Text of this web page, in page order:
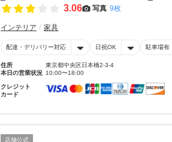
3.06 写真 9枚
インテリア 家具
配達・デリバリー対応 日祝OK 駐車場有
住所
東京都中央区日本橋2-3-4
本日の営業状況 10:00〜18:00
クレジット
カード
店舗公式